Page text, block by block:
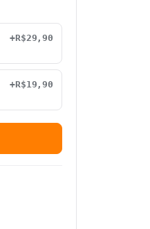
+R$29,90
+R$19,90